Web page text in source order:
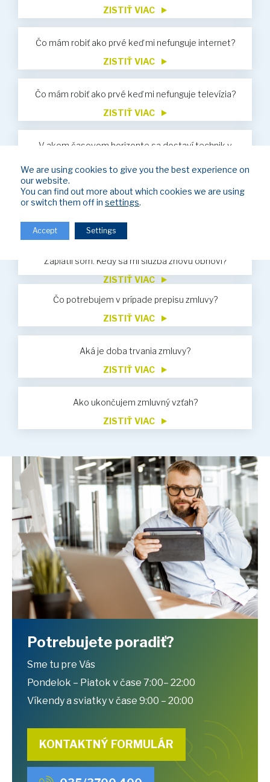
ZISTIŤ VIAC
Čo mám robiť ako prvé keď mi nefunguje internet?
ZISTIŤ VIAC
Čo mám robiť ako prvé keď mi nefunguje televízia?
ZISTIŤ VIAC
V akom časovom horizonte sa dostaví technik v
ZISTIŤ VIAC
Nevyhnutné údaje pre vykonávanie úhrad za služby
Zaplatil som. Kedy sa mi služba znovu obnoví?
ZISTIŤ VIAC
Čo potrebujem v prípade prepisu zmluvy?
ZISTIŤ VIAC
Aká je doba trvania zmluvy?
ZISTIŤ VIAC
Ako ukončujem zmluvný vzťah?
ZISTIŤ VIAC
Potrebujete poradiť?
Sme tu pre Vás
Pondelok – Piatok v čase 7:00– 22:00
Víkendy a sviatky v čase 9:00 – 20:00
KONTAKTNÝ FORMULÁR
We are using cookies to give you the best experience on
our website.
You can find out more about which cookies we are using
or switch them off in settings
Accept Settings